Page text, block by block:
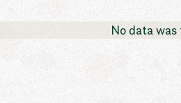
No data was